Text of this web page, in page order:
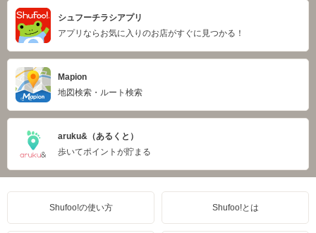
シュフーチラシアプリ
アプリならお気に入りのお店がすぐに見つかる！
Mapion
地図検索・ルート検索
aruku&（あるくと）
歩いてポイントが貯まる
Shufoo!の使い方 Shufoo!とは